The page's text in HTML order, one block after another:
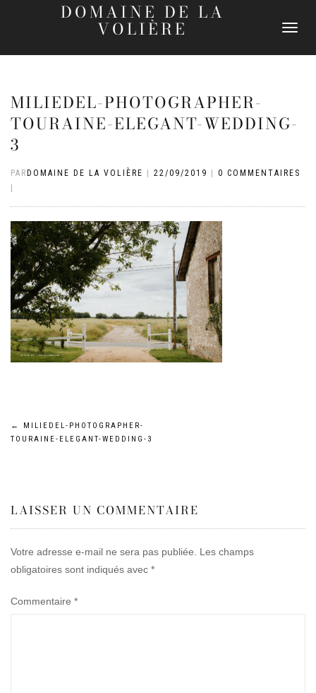
DOMAINE DE LA
VOLIÈRE
DÉPLIER
MILIEDEL-PHOTOGRAPHER-
TOURAINE-ELEGANT-WEDDING-
3
PAR DOMAINE DE LA VOLIÈRE 22/09/2019
0 COMMENTAIRES
Navigation
l’article
←
MILIEDEL-PHOTOGRAPHER-
TOURAINE-ELEGANT-WEDDING-3
LAISSER UN COMMENTAIRE
Votre adresse e-mail ne sera pas publiée.
Les champs
obligatoires sont indiqués avec *
Commentaire *